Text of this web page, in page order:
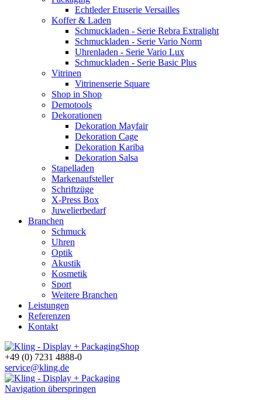
Echtleder Etuserie Versailles
Koffer & Laden
Schmuckladen - Serie Rebra Extralight
Schmuckladen - Serie Vario Norm
Uhrenladen - Serie Vario Lux
Schmuckladen - Serie Basic Plus
Vitrinen
Vitrinenserie Square
Shop in Shop
Demotools
Dekorationen
Dekoration Mayfair
Dekoration Cage
Dekoration Kariba
Dekoration Salsa
Stapelladen
Markenaufsteller
Schriftzüge
X-Press Box
Juwelierbedarf
Branchen
Schmuck
Uhren
Optik
Akustik
Kosmetik
Sport
Weitere Branchen
Leistungen
Referenzen
Kontakt
Shop
+49 (0) 7231 4888-0
service@kling.de
Navigation überspringen